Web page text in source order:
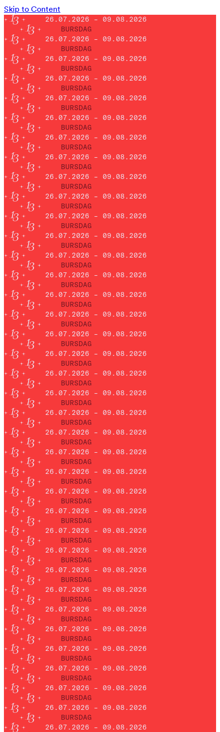
Skip to Content
26.07.2026 – 09.08.2026
BURSDAG
26.07.2026 – 09.08.2026
BURSDAG
26.07.2026 – 09.08.2026
BURSDAG
26.07.2026 – 09.08.2026
BURSDAG
26.07.2026 – 09.08.2026
BURSDAG
26.07.2026 – 09.08.2026
BURSDAG
26.07.2026 – 09.08.2026
BURSDAG
26.07.2026 – 09.08.2026
BURSDAG
26.07.2026 – 09.08.2026
BURSDAG
26.07.2026 – 09.08.2026
BURSDAG
26.07.2026 – 09.08.2026
BURSDAG
26.07.2026 – 09.08.2026
BURSDAG
26.07.2026 – 09.08.2026
BURSDAG
26.07.2026 – 09.08.2026
BURSDAG
26.07.2026 – 09.08.2026
BURSDAG
26.07.2026 – 09.08.2026
BURSDAG
26.07.2026 – 09.08.2026
BURSDAG
26.07.2026 – 09.08.2026
BURSDAG
26.07.2026 – 09.08.2026
BURSDAG
26.07.2026 – 09.08.2026
BURSDAG
26.07.2026 – 09.08.2026
BURSDAG
26.07.2026 – 09.08.2026
BURSDAG
26.07.2026 – 09.08.2026
BURSDAG
26.07.2026 – 09.08.2026
BURSDAG
26.07.2026 – 09.08.2026
BURSDAG
26.07.2026 – 09.08.2026
BURSDAG
26.07.2026 – 09.08.2026
BURSDAG
26.07.2026 – 09.08.2026
BURSDAG
26.07.2026 – 09.08.2026
BURSDAG
26.07.2026 – 09.08.2026
BURSDAG
26.07.2026 – 09.08.2026
BURSDAG
26.07.2026 – 09.08.2026
BURSDAG
26.07.2026 – 09.08.2026
BURSDAG
26.07.2026 – 09.08.2026
BURSDAG
26.07.2026 – 09.08.2026
BURSDAG
26.07.2026 – 09.08.2026
BURSDAG
26.07.2026 – 09.08.2026